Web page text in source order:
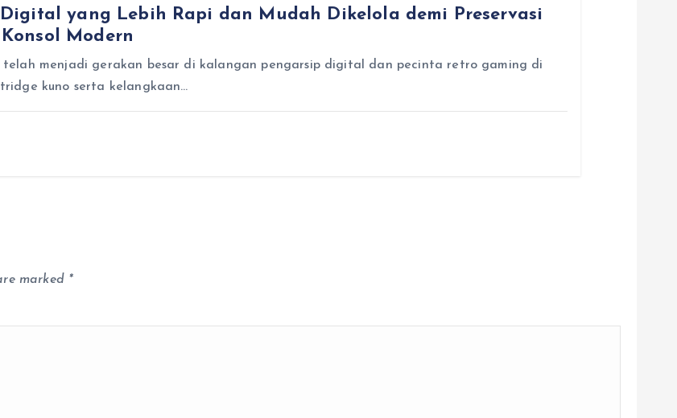
yang Lebih Rapi dan Mudah Dikelola demi Preservasi
Modern
telah menjadi gerakan besar di kalangan pengarsip digital dan pecinta retro gaming di
kuno serta kelangkaan…
marked *